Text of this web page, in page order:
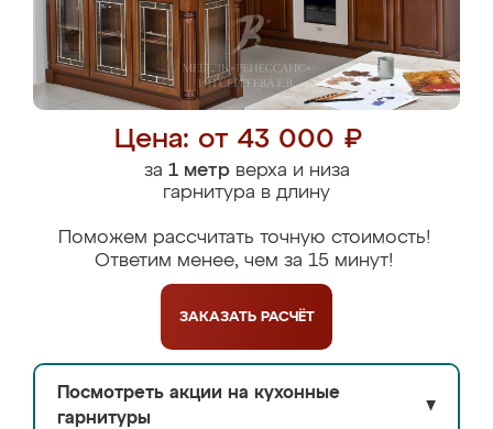
Цена: от 43 000 ₽
за 1 метрверха и низа
гарнитура в длину
Поможем рассчитать точную стоимость!
Ответим менее, чем за 15 минут!
ЗАКАЗАТЬ РАСЧЁТ
Посмотреть акции на кухонные
гарнитуры
▼